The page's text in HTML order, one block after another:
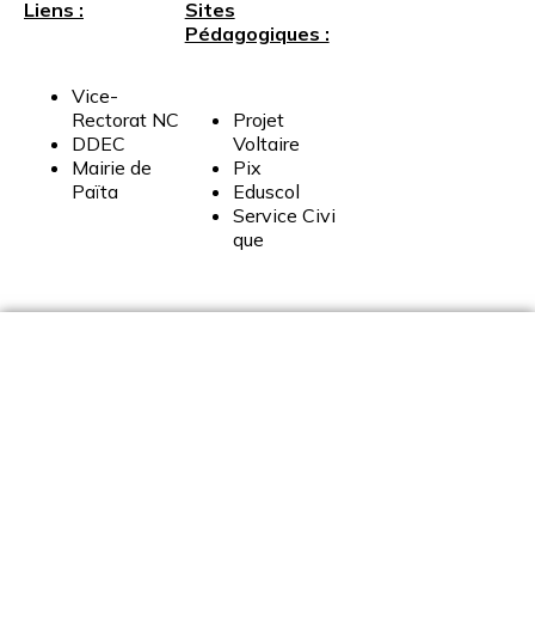
Liens :
Vice-
Rectorat NC
DDEC
Mairie de
Païta
Sites
Pédagogiques :
Projet
Voltaire
Pix
Eduscol
Service Civi
que